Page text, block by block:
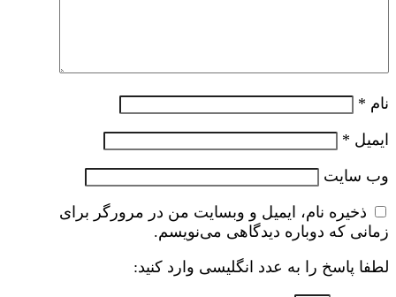
نام *
ایمیل *
وب‌ سایت
ذخیره نام، ایمیل و وبسایت من در مرورگر برای
زمانی که دوباره دیدگاهی می‌نویسم.
لطفا پاسخ را به عدد انگلیسی وارد کنید: